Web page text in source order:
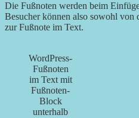
Die Fußnoten werden beim
Besucher können also sowohl von
zur Fußnote im Text.
WordPress-
Fußnoten
im Text mit
Fußnoten-
Block
unterhalb